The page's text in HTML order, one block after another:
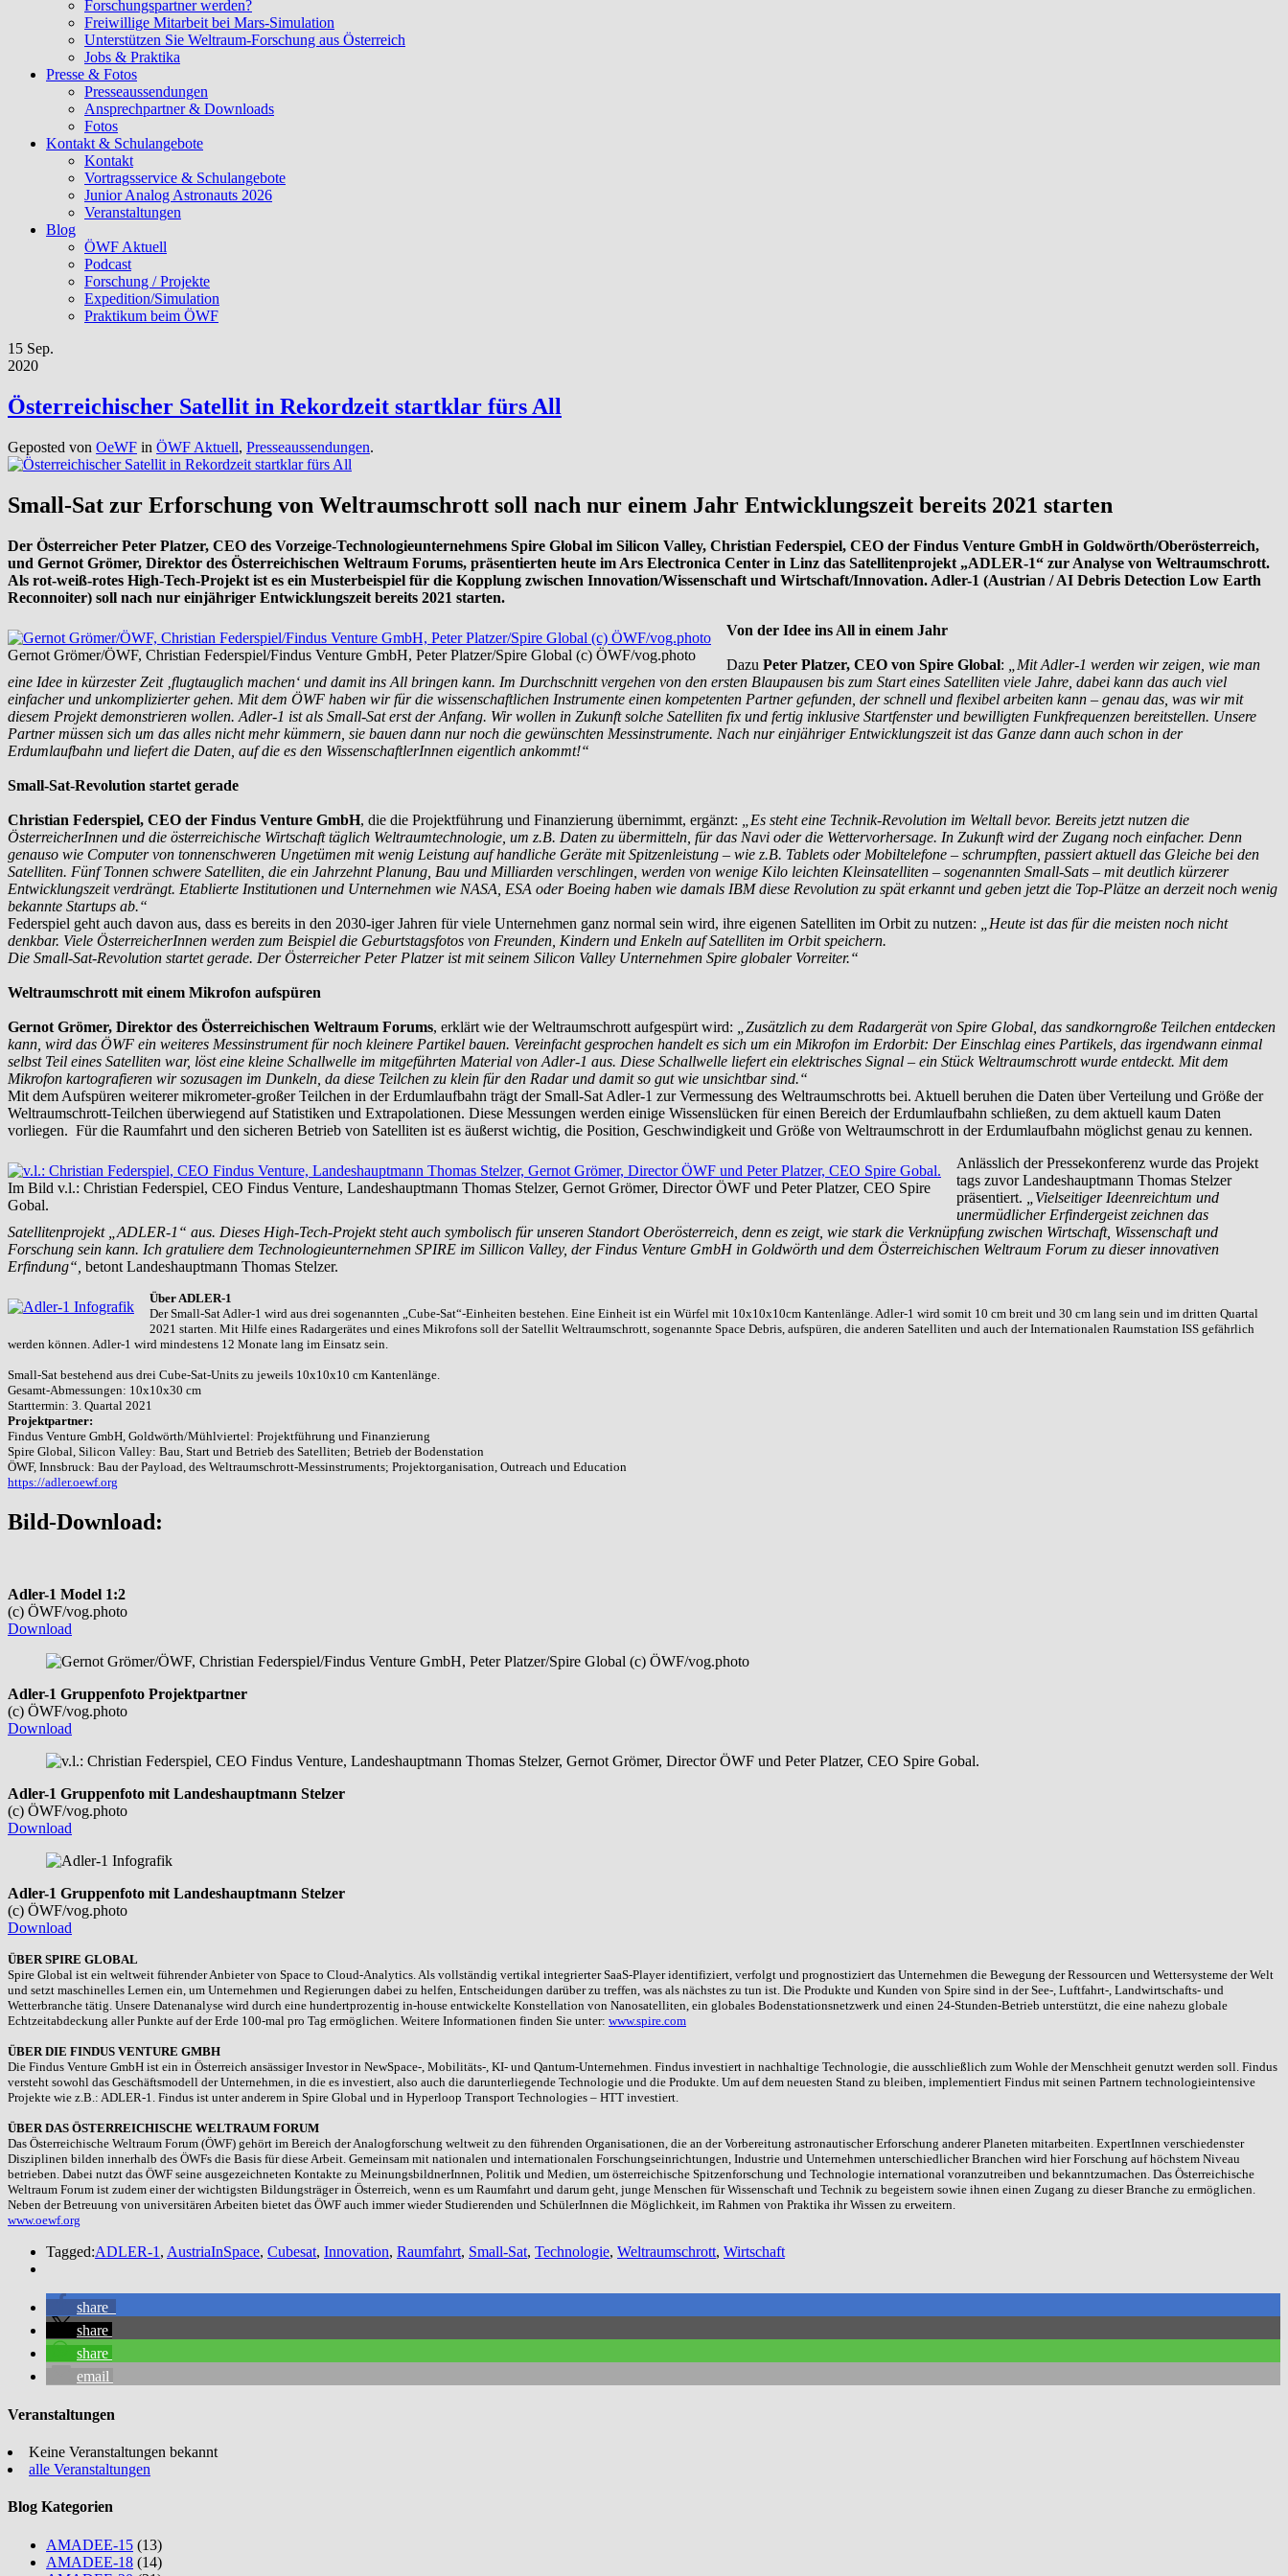
Forschungspartner werden?
Freiwillige Mitarbeit bei Mars-Simulation
Unterstützen Sie Weltraum-Forschung aus Österreich
Jobs & Praktika
Presse & Fotos
Presseaussendungen
Ansprechpartner & Downloads
Fotos
Kontakt & Schulangebote
Kontakt
Vortragsservice & Schulangebote
Junior Analog Astronauts 2026
Veranstaltungen
Blog
ÖWF Aktuell
Podcast
Forschung / Projekte
Expedition/Simulation
Praktikum beim ÖWF
15 Sep.
2020
Österreichischer Satellit in Rekordzeit startklar fürs All
Geposted von OeWF in ÖWF Aktuell, Presseaussendungen.
Small-Sat zur Erforschung von Weltraumschrott soll nach nur einem Jahr Entwicklungszeit bereits 2021 starten
Der Österreicher Peter Platzer, CEO des Vorzeige-Technologieunternehmens Spire Global im Silicon Valley, Christian Federspiel, CEO der Findus Venture GmbH in Goldwörth/Oberösterreich,
und Gernot Grömer, Direktor des Österreichischen Weltraum Forums, präsentierten heute im Ars Electronica Center in Linz das Satellitenprojekt „ADLER-1“ zur Analyse von Weltraumschrott.
Als rot-weiß-rotes High-Tech-Projekt ist es ein Musterbeispiel für die Kopplung zwischen Innovation/Wissenschaft und Wirtschaft/Innovation. Adler-1 (Austrian / AI Debris Detection Low Earth
Reconnoiter) soll nach nur einjähriger Entwicklungszeit bereits 2021 starten.
Gernot Grömer/ÖWF, Christian Federspiel/Findus Venture GmbH, Peter Platzer/Spire Global (c) ÖWF/vog.photo
Von der Idee ins All in einem Jahr
Dazu Peter Platzer, CEO von Spire Global:
„Mit Adler-1 werden wir zeigen, wie man
eine Idee in kürzester Zeit ‚flugtauglich machen‘ und damit ins All bringen kann. Im Durchschnitt vergehen von den ersten Blaupausen bis zum Start eines Satelliten viele Jahre, dabei kann das auch viel
einfacher und unkomplizierter gehen. Mit dem ÖWF haben wir für die wissenschaftlichen Instrumente einen kompetenten Partner gefunden, der schnell und flexibel arbeiten kann – genau das, was wir mit
diesem Projekt demonstrieren wollen. Adler-1 ist als Small-Sat erst der Anfang. Wir wollen in Zukunft solche Satelliten fix und fertig inklusive Startfenster und bewilligten Funkfrequenzen bereitstellen. Unsere
Partner müssen sich um das alles nicht mehr kümmern, sie bauen dann nur noch die gewünschten Messinstrumente. Nach nur einjähriger Entwicklungszeit ist das Ganze dann auch schon in der
Erdumlaufbahn und liefert die Daten, auf die es den WissenschaftlerInnen eigentlich ankommt!“
Small-Sat-Revolution startet gerade
Christian Federspiel, CEO der Findus Venture GmbH, die die Projektführung und Finanzierung übernimmt, ergänzt: „Es steht eine Technik-Revolution im Weltall bevor. Bereits jetzt nutzen die
ÖsterreicherInnen und die österreichische Wirtschaft täglich Weltraumtechnologie, um z.B. Daten zu übermitteln, für das Navi oder die Wettervorhersage. In Zukunft wird der Zugang noch einfacher. Denn
genauso wie Computer von tonnenschweren Ungetümen mit wenig Leistung auf handliche Geräte mit Spitzenleistung – wie z.B. Tablets oder Mobiltelefone – schrumpften, passiert aktuell das Gleiche bei den
Satelliten. Fünf Tonnen schwere Satelliten, die ein Jahrzehnt Planung, Bau und Milliarden verschlingen, werden von wenige Kilo leichten Kleinsatelliten – sogenannten Small-Sats – mit deutlich kürzerer
Entwicklungszeit verdrängt. Etablierte Institutionen und Unternehmen wie NASA, ESA oder Boeing haben wie damals IBM diese Revolution zu spät erkannt und geben jetzt die Top-Plätze an derzeit noch wenig
bekannte Startups ab.“
Federspiel geht auch davon aus, dass es bereits in den 2030-iger Jahren für viele Unternehmen ganz normal sein wird, ihre eigenen Satelliten im Orbit zu nutzen:
„Heute ist das für die meisten noch nicht
denkbar. Viele ÖsterreicherInnen werden zum Beispiel die Geburtstagsfotos von Freunden, Kindern und Enkeln auf Satelliten im Orbit speichern.
Die Small-Sat-Revolution startet gerade. Der Österreicher Peter Platzer ist mit seinem Silicon Valley Unternehmen Spire globaler Vorreiter.“
Weltraumschrott mit einem Mikrofon aufspüren
Gernot Grömer, Direktor des Österreichischen Weltraum Forums, erklärt wie der Weltraumschrott aufgespürt wird:
„Zusätzlich zu dem Radargerät von Spire Global, das sandkorngroße Teilchen entdecken
kann, wird das ÖWF ein weiteres Messinstrument für noch kleinere Partikel bauen. Vereinfacht gesprochen handelt es sich um ein Mikrofon im Erdorbit: Der Einschlag eines Partikels, das irgendwann einmal
selbst Teil eines Satelliten war, löst eine kleine Schallwelle im mitgeführten Material von Adler-1 aus. Diese Schallwelle liefert ein elektrisches Signal – ein Stück Weltraumschrott wurde entdeckt. Mit dem
Mikrofon kartografieren wir sozusagen im Dunkeln, da diese Teilchen zu klein für den Radar und damit so gut wie unsichtbar sind.“
Mit dem Aufspüren weiterer mikrometer-großer Teilchen in der Erdumlaufbahn trägt der Small-Sat Adler-1 zur Vermessung des Weltraumschrotts bei. Aktuell beruhen die Daten über Verteilung und Größe der
Weltraumschrott-Teilchen überwiegend auf Statistiken und Extrapolationen. Diese Messungen werden einige Wissenslücken für einen Bereich der Erdumlaufbahn schließen, zu dem aktuell kaum Daten
vorliegen. Für die Raumfahrt und den sicheren Betrieb von Satelliten ist es äußerst wichtig, die Position, Geschwindigkeit und Größe von Weltraumschrott in der Erdumlaufbahn möglichst genau zu kennen.
Im Bild v.l.: Christian Federspiel, CEO Findus Venture, Landeshauptmann Thomas Stelzer, Gernot Grömer, Director ÖWF und Peter Platzer, CEO Spire
Gobal.
Anlässlich der Pressekonferenz wurde das Projekt
tags zuvor Landeshauptmann Thomas Stelzer
präsentiert.
„Vielseitiger Ideenreichtum und
unermüdlicher Erfindergeist zeichnen das
Satellitenprojekt „ADLER-1“ aus. Dieses High-Tech-Projekt steht auch symbolisch für unseren Standort Oberösterreich, denn es zeigt, wie stark die Verknüpfung zwischen Wirtschaft, Wissenschaft und
Forschung sein kann. Ich gratuliere dem Technologieunternehmen SPIRE im Sillicon Valley, der Findus Venture GmbH in Goldwörth und dem Österreichischen Weltraum Forum zu dieser innovativen
Erfindung“, betont Landeshauptmann Thomas Stelzer.
Über ADLER-1
Der Small-Sat Adler-1 wird aus drei sogenannten „Cube-Sat“-Einheiten bestehen. Eine Einheit ist ein Würfel mit 10x10x10cm Kantenlänge. Adler-1 wird somit 10 cm breit und 30 cm lang sein und im dritten Quartal
2021 starten. Mit Hilfe eines Radargerätes und eines Mikrofons soll der Satellit Weltraumschrott, sogenannte Space Debris, aufspüren, die anderen Satelliten und auch der Internationalen Raumstation ISS gefährlich
werden können. Adler-1 wird mindestens 12 Monate lang im Einsatz sein.
Small-Sat bestehend aus drei Cube-Sat-Units zu jeweils 10x10x10 cm Kantenlänge.
Gesamt-Abmessungen: 10x10x30 cm
Starttermin: 3. Quartal 2021
Projektpartner:
Findus Venture GmbH, Goldwörth/Mühlviertel: Projektführung und Finanzierung
Spire Global, Silicon Valley: Bau, Start und Betrieb des Satelliten; Betrieb der Bodenstation
ÖWF, Innsbruck: Bau der Payload, des Weltraumschrott-Messinstruments; Projektorganisation, Outreach und Education
https://adler.oewf.org
Bild-Download:
Adler-1 Model 1:2
(c) ÖWF/vog.photo
Download
Adler-1 Gruppenfoto Projektpartner
(c) ÖWF/vog.photo
Download
Adler-1 Gruppenfoto mit Landeshauptmann Stelzer
(c) ÖWF/vog.photo
Download
Adler-1 Gruppenfoto mit Landeshauptmann Stelzer
(c) ÖWF/vog.photo
Download
ÜBER SPIRE GLOBAL
Spire Global ist ein weltweit führender Anbieter von Space to Cloud-Analytics. Als vollständig vertikal integrierter SaaS-Player identifiziert, verfolgt und prognostiziert das Unternehmen die Bewegung der Ressourcen und Wettersysteme der Welt
und setzt maschinelles Lernen ein, um Unternehmen und Regierungen dabei zu helfen, Entscheidungen darüber zu treffen, was als nächstes zu tun ist. Die Produkte und Kunden von Spire sind in der See-, Luftfahrt-, Landwirtschafts- und
Wetterbranche tätig. Unsere Datenanalyse wird durch eine hundertprozentig in-house entwickelte Konstellation von Nanosatelliten, ein globales Bodenstationsnetzwerk und einen 24-Stunden-Betrieb unterstützt, die eine nahezu globale
Echtzeitabdeckung aller Punkte auf der Erde 100-mal pro Tag ermöglichen. Weitere Informationen finden Sie unter: www.spire.com
ÜBER DIE FINDUS VENTURE GMBH
Die Findus Venture GmbH ist ein in Österreich ansässiger Investor in NewSpace-, Mobilitäts-, KI- und Qantum-Unternehmen. Findus investiert in nachhaltige Technologie, die ausschließlich zum Wohle der Menschheit genutzt werden soll. Findus
versteht sowohl das Geschäftsmodell der Unternehmen, in die es investiert, also auch die darunterliegende Technologie und die Produkte. Um auf dem neuesten Stand zu bleiben, implementiert Findus mit seinen Partnern technologieintensive
Projekte wie z.B.: ADLER-1. Findus ist unter anderem in Spire Global und in Hyperloop Transport Technologies – HTT investiert.
ÜBER DAS ÖSTERREICHISCHE WELTRAUM FORUM
Das Österreichische Weltraum Forum (ÖWF) gehört im Bereich der Analogforschung weltweit zu den führenden Organisationen, die an der Vorbereitung astronautischer Erforschung anderer Planeten mitarbeiten. ExpertInnen verschiedenster
Disziplinen bilden innerhalb des ÖWFs die Basis für diese Arbeit. Gemeinsam mit nationalen und internationalen Forschungseinrichtungen, Industrie und Unternehmen unterschiedlicher Branchen wird hier Forschung auf höchstem Niveau
betrieben. Dabei nutzt das ÖWF seine ausgezeichneten Kontakte zu MeinungsbildnerInnen, Politik und Medien, um österreichische Spitzenforschung und Technologie international voranzutreiben und bekanntzumachen. Das Österreichische
Weltraum Forum ist zudem einer der wichtigsten Bildungsträger in Österreich, wenn es um Raumfahrt und darum geht, junge Menschen für Wissenschaft und Technik zu begeistern sowie ihnen einen Zugang zu dieser Branche zu ermöglichen.
Neben der Betreuung von universitären Arbeiten bietet das ÖWF auch immer wieder Studierenden und SchülerInnen die Möglichkeit, im Rahmen von Praktika ihr Wissen zu erweitern.
www.oewf.org
Tagged:ADLER-1, AustriaInSpace, Cubesat, Innovation, Raumfahrt, Small-Sat, Technologie, Weltraumschrott, Wirtschaft
share
share
share
email
Veranstaltungen
Keine Veranstaltungen bekannt
alle Veranstaltungen
Blog Kategorien
AMADEE-15 (13)
AMADEE-18 (14)